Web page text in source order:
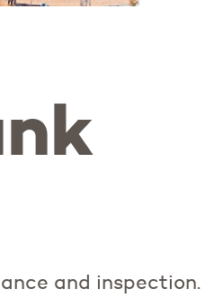
and inspection.